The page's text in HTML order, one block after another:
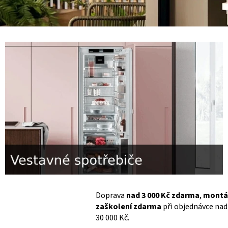
a
d
i
e
c
h
n
Doprava nad 3 000 Kč zdarma,
zaškolení zdarma při objednávce nad
30 000 Kč.